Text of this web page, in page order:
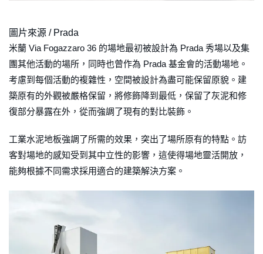
圖片來源 / Prada
米蘭 Via Fogazzaro 36 的場地最初被設計為 Prada 秀場以及集
團其他活動的場所，同時也曾作為 Prada 基金會的活動場地。
考慮到每個活動的複雜性，空間被設計為盡可能保留原貌。建
築原有的外觀被嚴格保留，將修飾降到最低，保留了灰泥和修
復部分暴露在外，從而強調了現有的對比裝飾。
工業水泥地板強調了所需的效果，突出了場所原有的特點。訪
客對場地的感知受到其中立性的影響，這使得場地靈活開放，
能夠根據不同需求採用適合的建築解決方案。